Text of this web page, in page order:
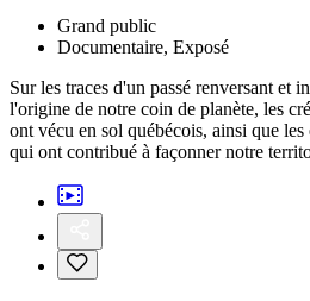
Grand public
Documentaire, Exposé
Sur les traces d'un passé renversant et
l'origine de notre coin de planète, les
ont vécu en sol québécois, ainsi que
qui ont contribué à façonner notre